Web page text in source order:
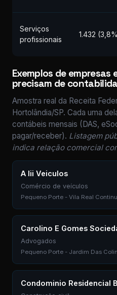
Serviços
profissionais
1.432
Exemplos de empresas
precisam de
Amostra real da Receita
Hortolândia/SP. Cada uma
contábeis mensais (DAS,
pagar/receber). Listagem
indica relação comercial
A Iii Veiculos
Comércio de veículos
Pequeno Porte - Vila Real
Carolino E Gomes
Advogados
Pequeno Porte - Jardim Das
Condominio Residencial